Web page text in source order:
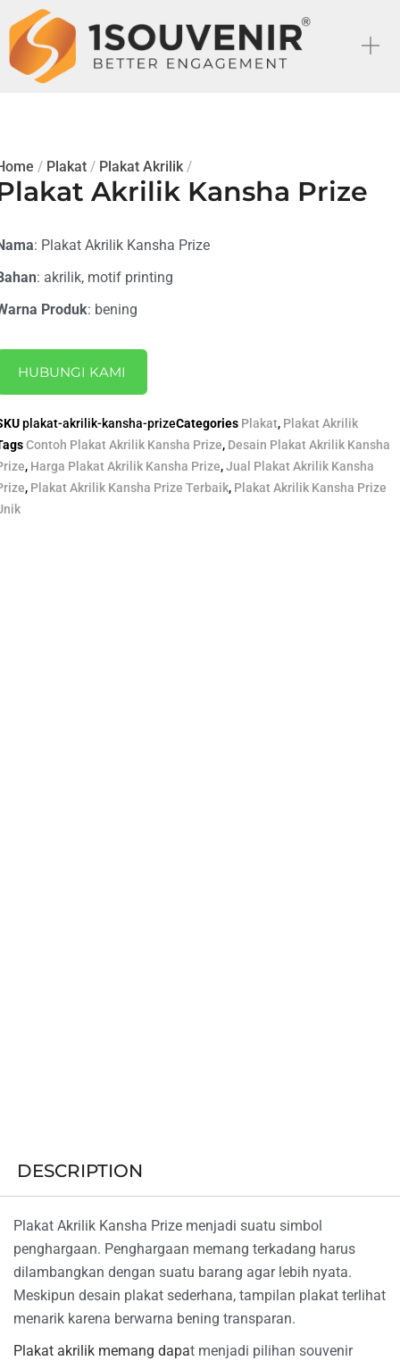
/ Plakat / Plakat Akrilik/
Akrilik Kansha Prize
: Plakat Akrilik Kansha Prize
: akrilik, motif printing
Produk: bening
HUBUNGI KAMI
plakat-akrilik-kansha-prizeCategories Plakat, Plakat Akrilik
Contoh Plakat Akrilik Kansha Prize, Desain Plakat Akrilik Kansha
, Harga Plakat Akrilik Kansha Prize,Jual Plakat Akrilik Kansha
, Plakat Akrilik Kansha Prize Terbaik, Plakat Akrilik Kansha Prize
DESCRIPTION
Plakat Akrilik Kansha Prize menjadi suatu simbol
penghargaan. Penghargaan memang terkadang harus
dilambangkan dengan suatu barang agar lebih nyata.
Meskipun desain plakat sederhana, tampilan plakat terlihat
menarik karena berwarna bening transparan.
Plakat akrilik memang dapat menjadi pilihan souvenir